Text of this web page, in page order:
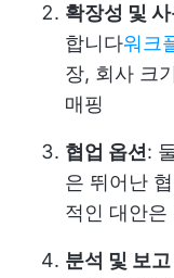
확장성 및
합니다워크
장, 회사 크
매핑
협업 옵션 :
은 뛰어난
적인 대안
분석 및 보